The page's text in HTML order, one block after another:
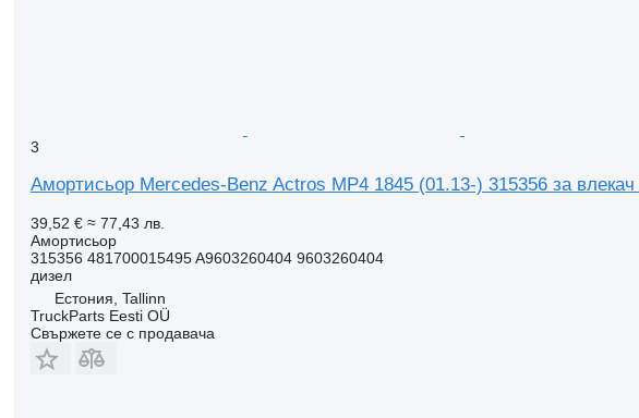
3
Амортисьор Mercedes-Benz Actros MP4 1845 (01.13-) 315356 за
39,52 € ≈ 77,43 лв.
Амортисьор
315356 481700015495 A9603260404 9603260404
дизел
Естония, Tallinn
TruckParts Eesti OÜ
Свържете се с продавача